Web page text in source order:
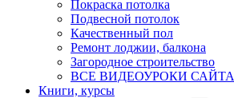
Покраска потолка
Подвесной потолок
Качественный пол
Ремонт лоджии, балкона
Загородное строительство
ВСЕ ВИДЕОУРОКИ САЙТА
Книги, курсы